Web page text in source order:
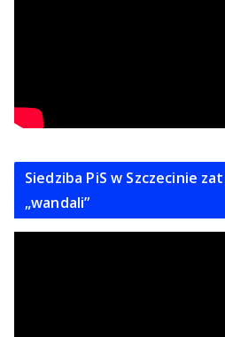
Siedziba PiS w Szczecinie
„wandali”